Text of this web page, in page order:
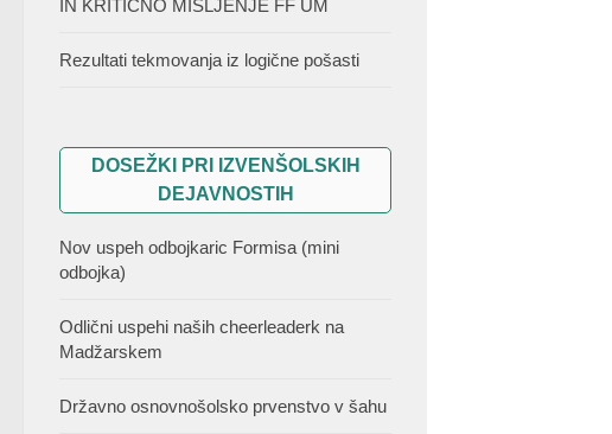
IN KRITIČNO MIŠLJENJE FF UM
Rezultati tekmovanja iz logične pošasti
DOSEŽKI PRI IZVENŠOLSKIH
DEJAVNOSTIH
Nov uspeh odbojkaric Formisa (mini
odbojka)
Odlični uspehi naših cheerleaderk na
Madžarskem
Državno osnovnošolsko prvenstvo v šahu